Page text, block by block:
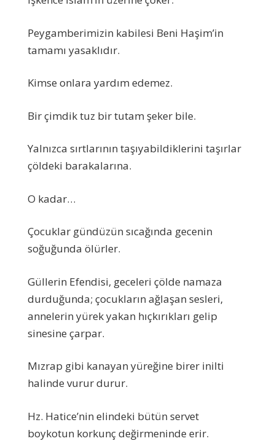
Peygamberimizin kabilesi Beni Haşim’in
tamamı yasaklıdır.
Kimse onlara yardım edemez.
Bir çimdik tuz bir tutam şeker bile.
Yalnızca sırtlarının taşıyabildiklerini taşırlar
çöldeki barakalarına.
O kadar…
Çocuklar gündüzün sıcağında gecenin
soğuğunda ölürler.
Güllerin Efendisi, geceleri çölde namaza
durduğunda; çocukların ağlaşan sesleri,
annelerin yürek yakan hıçkırıkları gelip
sinesine çarpar.
Mızrap gibi kanayan yüreğine birer inilti
halinde vurur durur.
Hz. Hatice’nin elindeki bütün servet
boykotun korkunç değirmeninde erir.